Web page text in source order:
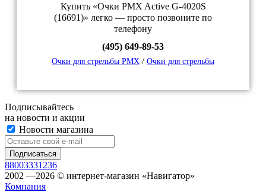
Купить «Очки PMX Active G-4020S
(16691)» легко — просто позвоните по
телефону
(495) 649-89-53
Очки для стрельбы PMX / Очки для стрельбы
Подписывайтесь
на новости и акции
Новости магазина
88003331236
2002 —2026 © интернет-магазин «Навигатор»
Компания